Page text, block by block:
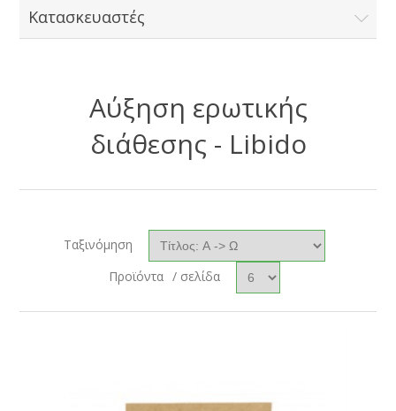
Κατασκευαστές
Αύξηση ερωτικής
διάθεσης - Libido
Ταξινόμηση
Προϊόντα / σελίδα